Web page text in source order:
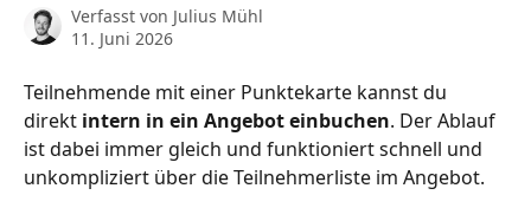
Verfasst von Julius Mühl
11. Juni 2026
Teilnehmende mit einer Punktekarte kannst du
direkt intern in ein Angebot einbuchen. Der Ablauf
ist dabei immer gleich und funktioniert schnell und
unkompliziert über die Teilnehmerliste im Angebot.